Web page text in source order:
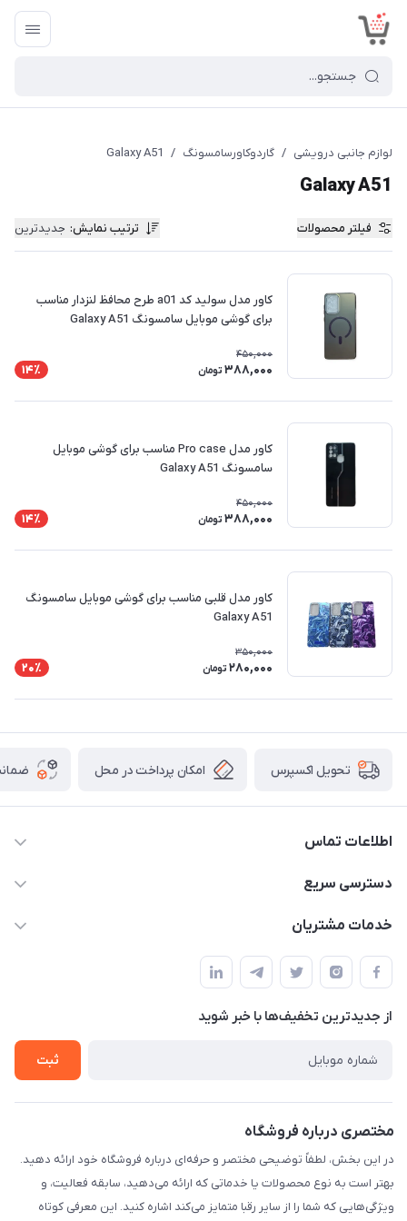
لوازم جانبی درویشی / گاردوکاورسامسونگ /
Galaxy A51
Galaxy A51
فیلتر محصولات ترتیب نمایش: جدیدترین
کاور مدل سولید کد a01 طرح محافظ لنزدار مناسب
برای گوشی موبایل سامسونگ Galaxy A51
450,000
388,000 تومان 14٪
کاور مدل Pro case مناسب برای گوشی موبایل
سامسونگ Galaxy A51
450,000
388,000 تومان 14٪
کاور مدل قلبی مناسب برای گوشی موبایل سامسونگ
Galaxy A51
350,000
280,000 تومان 20٪
تحویل اکسپرس امکان پرداخت در محل
اطلاعات تماس
09332394024-09120346631
دسترسی سریع
حساب کاربری
لیست محصولات
درباره ما
خدمات مشتریان
قوانین و مقررات
حریم خصوصی
راهنما
از جدید‌ترین تخفیف‌ها با‌ خبر شوید
ثبت
مختصری درباره فروشگاه
در این بخش، لطفاً توضیحی مختصر و حرفه‌ای درباره فروشگاه خود ارائه دهید.
بهتر است به نوع محصولات یا خدماتی که ارائه می‌دهید، سابقه فعالیت، و
ویژگی‌هایی که شما را از سایر رقبا متمایز می‌کند اشاره کنید. این معرفی کوتاه